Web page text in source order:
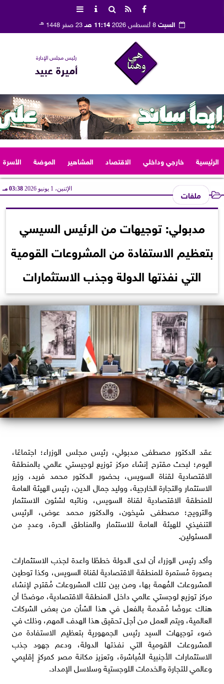
السبت8 أغسطس 2026 11:14 صـ 23 صفر 1448 هـ
رئيس مجلس الإدارة
أميرة عبيد
الرئيسية خارجي وداخلي الاقتصاد المشاهير الموضة الأسرة
ملفات الإثنين، 1 يونيو 2026 03:38 مـ
مدبولي: توجيهات من الرئيس السيسي
بتعظيم الاستفادة من المشروعات القومية
التي نفذتها الدولة وجذب الاستثمارات
عقد الدكتور مصطفى مدبولي، رئيس مجلس الوزراء؛ اجتماعًا،
اليوم؛ لبحث مقترح إنشاء مركز توزيع لوجيستي عالمي بالمنطقة
الاقتصادية لقناة السويس، بحضور الدكتور محمد فريد، وزير
الاستثمار والتجارة الخارجية، ووليد جمال الدين، رئيس الهيئة العامة
للمنطقة الاقتصادية لقناة السويس، ونائبه لشئون الاستثمار
والترويج؛ مصطفى شيخون، والدكتور محمد عوض، الرئيس
التنفيذي للهيئة العامة للاستثمار والمناطق الحرة، وعددٍ من
المسئولين.
وأكد رئيس الوزراء أن لدى الدولة خططًا واعدة لجذب الاستثمارات
بصورة مُستمرة للمنطقة الاقتصادية لقناة السويس، وكذا توطين
المشروعات المُهمة بها، ومن بين تلك المشروعات مُقترح لإنشاء
مركز توزيع لوجستي عالمي داخل المنطقة الاقتصادية، موضحًا أن
هناك عروضًا مُقدمة بالفعل في هذا الشأن من بعض الشركات
العالمية، ويتم العمل من أجل تحقيق هذا الهدف المهم، وذلك في
ضوء توجيهات السيد رئيس الجمهورية بتعظيم الاستفادة من
المشروعات القومية التي نفذتها الدولة، ودعم جهود جذب
الاستثمارات الأجنبية المُباشرة، وتعزيز مكانة مصر كمركزٍ إقليمي
وعالمي للتجارة والخدمات اللوجستية وسلاسل الإمداد.